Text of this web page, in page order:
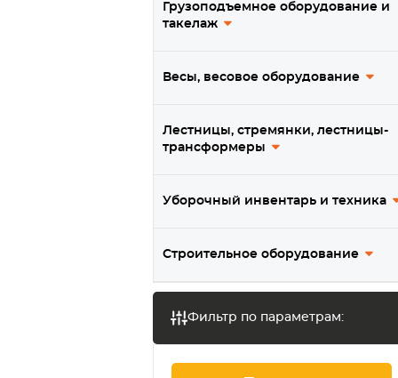
Колеса из нержавеющей
Подпружиненные колеса
большегрузных тележек
для лодочных моторов
Ролики для ворот
Грузоподъемное оборудование и
такелаж
Весы, весовое оборудование
Лестницы, стремянки, лестницы-
трансформеры
Уборочный инвентарь и техника
Строительное оборудование
Фильтр по параметрам: